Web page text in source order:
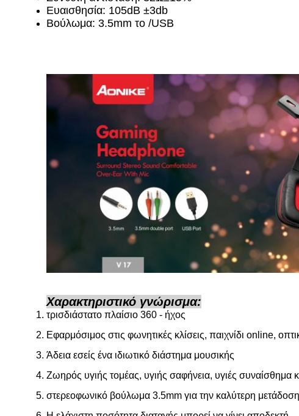
Ευαισθησία: 105dB ±3db
Βούλωμα: 3.5mm το /USB
Χαρακτηριστικό γνώρισμα:
τρισδιάστατο πλαίσιο 360 - ήχος
Εφαρμόσιμος στις φωνητικές κλίσεις, παιχνίδι online,
Άδεια εσείς ένα ιδιωτικό διάστημα μουσικής
Ζωηρός υγιής τομέας, υγιής σαφήνεια, υγιές συναίσθημα
στερεοφωνικό βούλωμα 3.5mm για την καλύτερη μετάδοση